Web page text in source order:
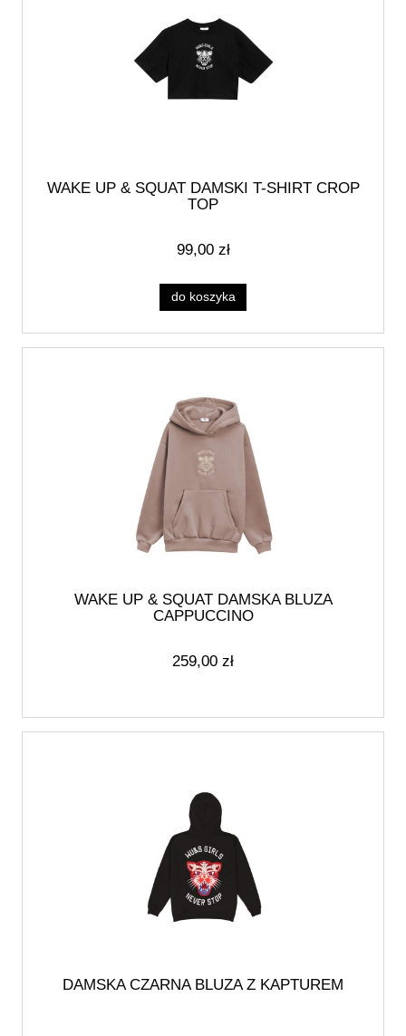
WAKE UP & SQUAT DAMSKI T-SHIRT CROP
TOP
99,00 zł
do koszyka
WAKE UP & SQUAT DAMSKA BLUZA
CAPPUCCINO
259,00 zł
DAMSKA CZARNA BLUZA Z KAPTUREM